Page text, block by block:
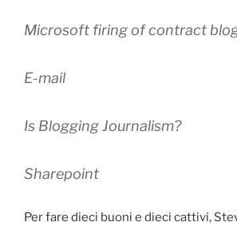
Microsoft firing of contract
E-mail
Is Blogging Journalism?
Sharepoint
Per fare dieci buoni e dieci cattivi,